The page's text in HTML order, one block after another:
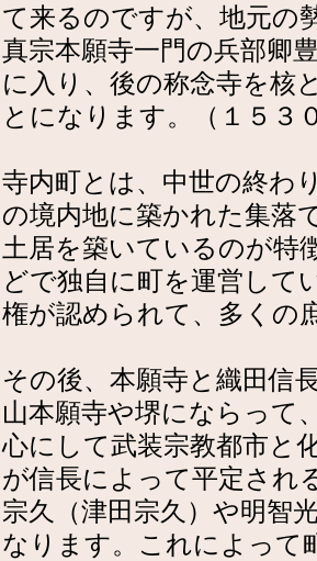
て来るのですが、地元の
真宗本願寺一門の兵部卿
に入り、後の称念寺を核
とになります。（１５３
寺内町とは、中世の終わ
の境内地に築かれた集落
土居を築いているのが特
どで独自に町を運営して
権が認められて、多くの
その後、本願寺と織田信
山本願寺や堺にならって
心にして武装宗教都市と
が信長によって平定され
宗久（津田宗久）や明智
なります。これによって